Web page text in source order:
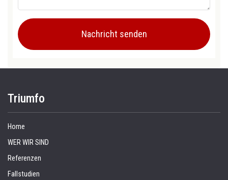
Triumfo
Home
WER WIR SIND
Referenzen
Fallstudien